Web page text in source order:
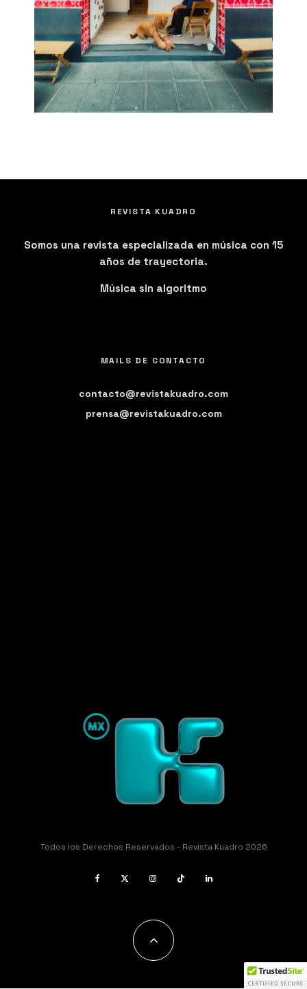
REVISTA KUADRO
Somos una revista especializada en música con 15
años de trayectoria.
Música sin algoritmo
MAILS DE CONTACTO
contacto@revistakuadro.com
prensa@revistakuadro.com
Todos los Derechos Reservados - Revista Kuadro 2026